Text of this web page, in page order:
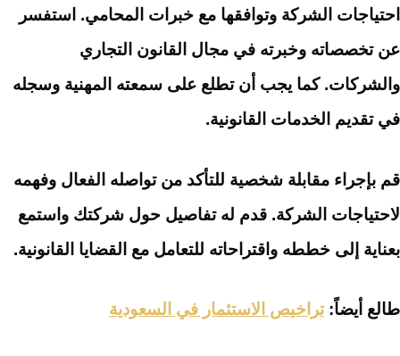
احتياجات الشركة وتوافقها مع خبرات المحامي. استفسر
عن تخصصاته وخبرته في مجال القانون التجاري
والشركات. كما يجب أن تطلع على سمعته المهنية وسجله
في تقديم الخدمات القانونية.
قم بإجراء مقابلة شخصية للتأكد من تواصله الفعال وفهمه
لاحتياجات الشركة. قدم له تفاصيل حول شركتك واستمع
بعناية إلى خططه واقتراحاته للتعامل مع القضايا القانونية.
طالع أيضاً:تراخيص الاستثمار في السعودية